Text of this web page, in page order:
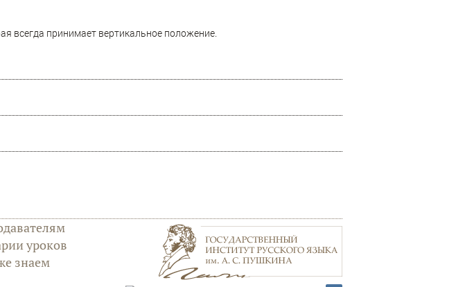
всегда принимает вертикальное положение.
уроков
знаем